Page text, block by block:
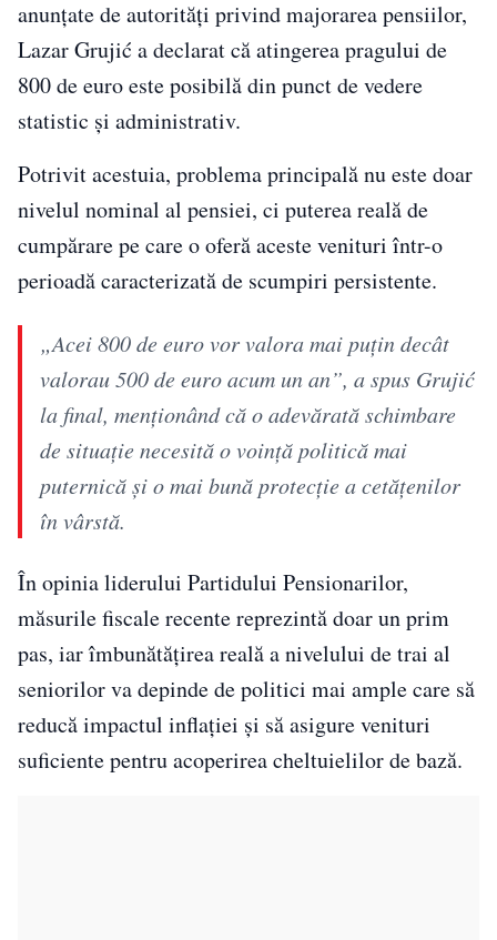
anunțate de autorități privind majorarea pensiilor,
Lazar Grujić a declarat că atingerea pragului de
800 de euro este posibilă din punct de vedere
statistic și administrativ.
Potrivit acestuia, problema principală nu este doar
nivelul nominal al pensiei, ci puterea reală de
cumpărare pe care o oferă aceste venituri într-o
perioadă caracterizată de scumpiri persistente.
„Acei 800 de euro vor valora mai puțin decât
valorau 500 de euro acum un an”, a spus Grujić
la final, menționând că o adevărată schimbare
de situație necesită o voință politică mai
puternică și o mai bună protecție a cetățenilor
în vârstă.
În opinia liderului Partidului Pensionarilor,
măsurile fiscale recente reprezintă doar un prim
pas, iar îmbunătățirea reală a nivelului de trai al
seniorilor va depinde de politici mai ample care să
reducă impactul inflației și să asigure venituri
suficiente pentru acoperirea cheltuielilor de bază.